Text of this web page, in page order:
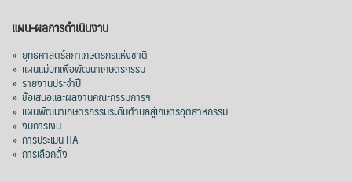
แผน-ผลการดำเนินงาน
» ยุทธศาสตร์สภาเกษตรกรแห่งชาติ
» แผนแม่บทเพื่อพัฒนาเกษตรกรรม
» รายงานประจำปี
» ข้อเสนอและผลงานคณะกรรมการฯ
» แผนพัฒนาเกษตรกรรมระดับตำบลสู่เกษตรอุตสาหกรรม
» งบการเงิน
» การประเมิน ITA
» การเลือกตั้ง